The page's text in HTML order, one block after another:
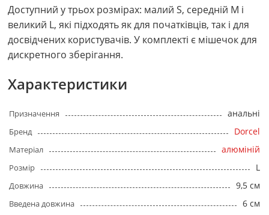
Доступний у трьох розмірах: малий S, середній M і
великий L, які підходять як для початківців, так і для
досвідчених користувачів. У комплекті є мішечок для
дискретного зберігання.
Характеристики
Призначення анальні
Бренд Dorcel
Матеріал алюміній
Розмір L
Довжина 9,5 см
Введена довжина 6 см